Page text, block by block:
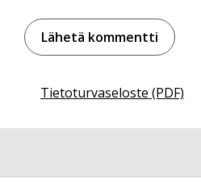
Tietoturvaseloste (PDF)